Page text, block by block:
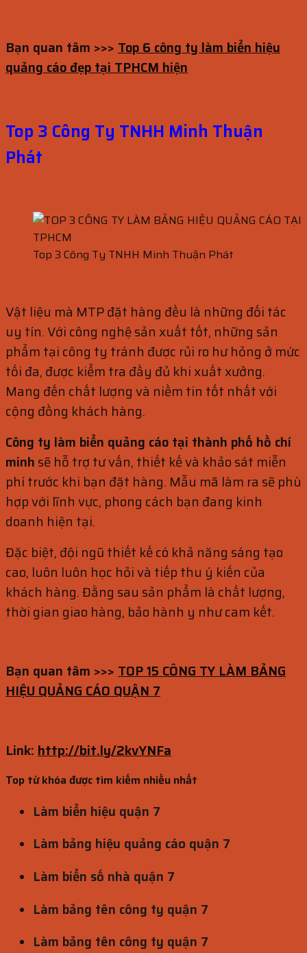
Bạn quan tâm >>> Top 6 công ty làm biển hiệu
quảng cáo đẹp tại TPHCM hiện
Top 3 Công Ty TNHH Minh Thuận
Phát
Top 3 Công Ty TNHH Minh Thuận Phát
Vật liệu mà MTP đặt hàng đều là những đối tác
uy tín. Với công nghệ sản xuất tốt, những sản
phẩm tại công ty tránh được rủi ro hư hỏng ở mức
tối đa, được kiểm tra đầy đủ khi xuất xưởng.
Mang đến chất lượng và niềm tin tốt nhất với
cộng đồng khách hàng.
Công ty làm biển quảng cáo tại thành phố hồ chí
minh sẽ hỗ trợ tư vấn, thiết kế và khảo sát miễn
phí trước khi bạn đặt hàng. Mẫu mã làm ra sẽ phù
hợp với lĩnh vực, phong cách bạn đang kinh
doanh hiện tại.
Đặc biệt, đội ngũ thiết kế có khả năng sáng tạo
cao, luôn luôn học hỏi và tiếp thu ý kiến của
khách hàng. Đằng sau sản phẩm là chất lượng,
thời gian giao hàng, bảo hành y như cam kết.
Bạn quan tâm >>> TOP 15 CÔNG TY LÀM BẢNG
HIỆU QUẢNG CÁO QUẬN 7
Link: http://bit.ly/2kvYNFa
Top từ khóa được tìm kiếm nhiều nhất
Làm biển hiệu quận 7
Làm bảng hiệu quảng cáo quận 7
Làm biển số nhà quận 7
Làm bảng tên công ty quận 7
Làm bảng tên công ty quận 7